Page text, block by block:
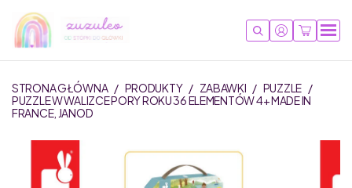
STRONA GŁÓWNA / PRODUKTY / ZABAWKI / PUZZLE /
PUZZLE W WALIZCE PORY ROKU 36 ELEMENTÓW 4+ MADE IN
FRANCE, JANOD